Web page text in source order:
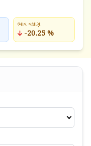
ભાવ વલણ
-20.25 %